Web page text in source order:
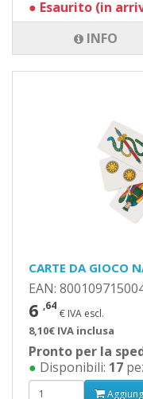
CARTE DA GIOCO
EAN:
6 ,64
€ IVA escl.
8,10€ IVA inclusa
Pronto per la
● Disponibili: 17
● Esaurito (in
INFO